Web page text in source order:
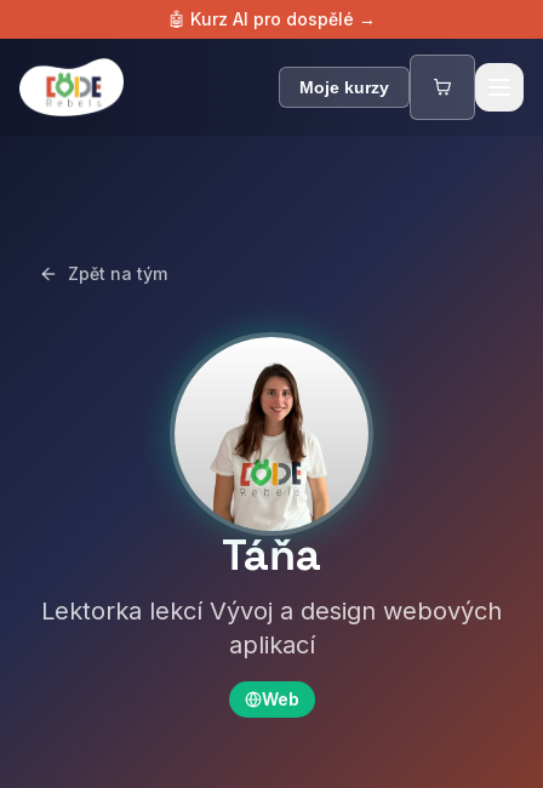
🤖 Kurz AI pro dospělé →
Zpět na tým
Táňa
Lektorka lekcí Vývoj a design webových
aplikací
Web